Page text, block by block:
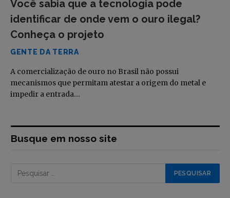
Você sabia que a tecnologia pode
identificar de onde vem o ouro ilegal?
Conheça o projeto
GENTE DA TERRA
A comercialização de ouro no Brasil não possui
mecanismos que permitam atestar a origem do metal e
impedir a entrada…
Busque em nosso site